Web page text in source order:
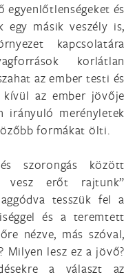
egyenlőtlenségeket és
egy másik veszély is,
kapcsolatára
korlátlan
az ember testi és
kívül az ember jövője
irányuló merényletek
formákat ölti.
szorongás között
vesz erőt rajtunk”
tesszük fel a
és a teremtett
nézve, más szóval,
Milyen lesz ez a jövő?
a választ az